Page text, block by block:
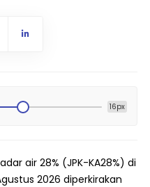
16px
air 28% (JPK-KA28%) di
2026 diperkirakan